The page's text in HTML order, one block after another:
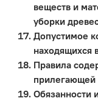
веществ и
уборки
Допустимое
находящихся
Правила
прилегающей
Обязанности